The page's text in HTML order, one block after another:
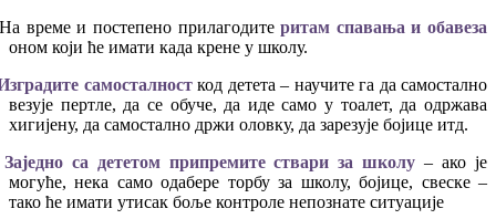
На време и постепено прилагодитеритам спавања и обавеза
оном који ће имати када крене у школу.
самосталносткод детета – научите га да самостално
везује пертле, да се обуче, да иде само у тоалет, да одржава
хигијену, да самостално држи оловку, да зарезује бојице итд.
Заједно са дететом припремите ствари за школу – ако је
могуће, нека само одабере торбу за школу, бојице, свеске –
тако ће имати утисак боље контроле непознате ситуације